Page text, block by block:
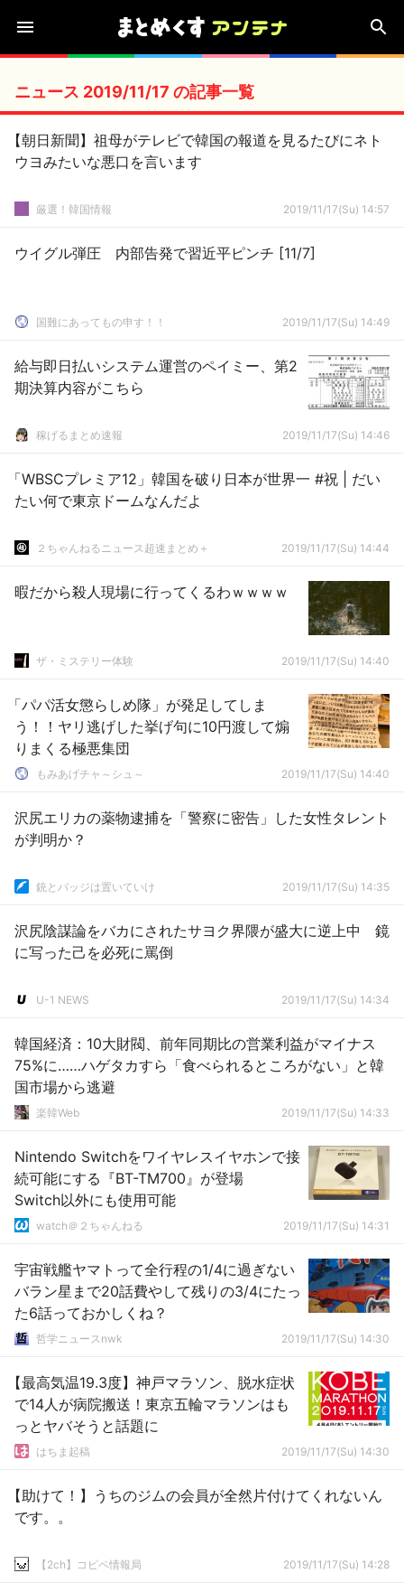
ニュース 2019/11/17 の記事一覧
【朝日新聞】祖母がテレビで韓国の報道を見るたびにネト
ウヨみたいな悪口を言います
厳選！韓国情報 2019/11/17(Su) 14:57
ウイグル弾圧 内部告発で習近平ピンチ [11/7]
国難にあってもの申す！！ 2019/11/17(Su) 14:49
給与即日払いシステム運営のペイミー、第2
期決算内容がこちら
稼げるまとめ速報 2019/11/17(Su) 14:46
「WBSCプレミア12」韓国を破り日本が世界一 #祝 | だい
たい何で東京ドームなんだよ
２ちゃんねるニュース超速まとめ＋ 2019/11/17(Su) 14:44
暇だから殺人現場に行ってくるわｗｗｗｗ
ザ・ミステリー体験 2019/11/17(Su) 14:40
「パパ活女懲らしめ隊」が発足してしま
う！！ヤリ逃げした挙げ句に10円渡して煽
りまくる極悪集団
もみあげチャ～シュ～ 2019/11/17(Su) 14:40
沢尻エリカの薬物逮捕を「警察に密告」した女性タレント
が判明か？
銃とバッジは置いていけ 2019/11/17(Su) 14:35
沢尻陰謀論をバカにされたサヨク界隈が盛大に逆上中 鏡
に写った己を必死に罵倒
U-1 NEWS 2019/11/17(Su) 14:34
韓国経済：10大財閥、前年同期比の営業利益がマイナス
75%に……ハゲタカすら「食べられるところがない」と韓
国市場から逃避
楽韓Web 2019/11/17(Su) 14:33
Nintendo Switchをワイヤレスイヤホンで接
続可能にする『BT-TM700』が登場
Switch以外にも使用可能
watch＠２ちゃんねる 2019/11/17(Su) 14:31
宇宙戦艦ヤマトって全行程の1/4に過ぎない
バラン星まで20話費やして残りの3/4にたっ
た6話っておかしくね？
哲学ニュースnwk 2019/11/17(Su) 14:30
【最高気温19.3度】神戸マラソン、脱水症状
で14人が病院搬送！東京五輪マラソンはも
っとヤバそうと話題に
はちま起稿 2019/11/17(Su) 14:30
【助けて！】うちのジムの会員が全然片付けてくれないん
です。。
【2ch】コピペ情報局 2019/11/17(Su) 14:28